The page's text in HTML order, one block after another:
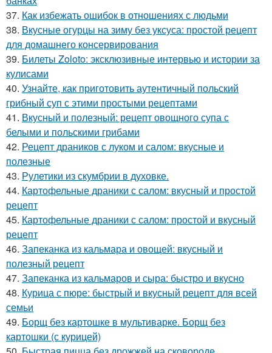
37. Как избежать ошибок в отношениях с людьми
38. Вкусные огурцы на зиму без уксуса: простой рецепт
для домашнего консервирования
39. Билеты Zoloto: эксклюзивные интервью и истории за
кулисами
40. Узнайте, как приготовить аутентичный польский
грибный суп с этими простыми рецептами
41. Вкусный и полезный: рецепт овощного супа с
белыми и польскими грибами
42. Рецепт драников с луком и салом: вкусные и
полезные
43. Рулетики из скумбрии в духовке.
44. Картофельные драники с салом: вкусный и простой
рецепт
45. Картофельные драники с салом: простой и вкусный
рецепт
46. Запеканка из кальмара и овощей: вкусный и
полезный рецепт
47. Запеканка из кальмаров и сыра: быстро и вкусно
48. Курица с пюре: быстрый и вкусный рецепт для всей
семьи
49. Борщ без картошке в мультиварке. Борщ без
картошки (с курицей)